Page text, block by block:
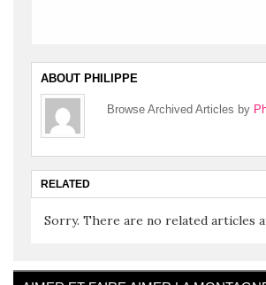
ABOUT PHILIPPE
Browse Archived Articles by
RELATED
Sorry. There are no related articles